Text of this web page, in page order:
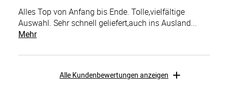
Alles Top von Anfang bis Ende. Tolle,vielfältige
Auswahl. Sehr schnell geliefert,auch ins Ausland...
Mehr
Alle Kundenbewertungen anzeigen